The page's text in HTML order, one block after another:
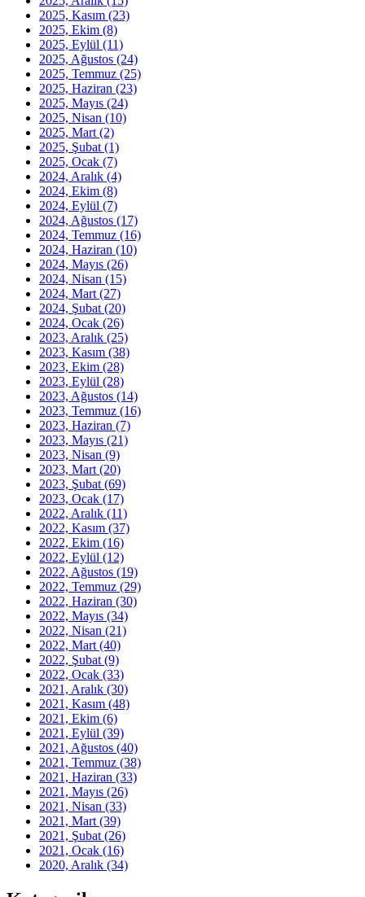
2025, Kasım (23)
2025, Ekim (8)
2025, Eylül (11)
2025, Ağustos (24)
2025, Temmuz (25)
2025, Haziran (23)
2025, Mayıs (24)
2025, Nisan (10)
2025, Mart (2)
2025, Şubat (1)
2025, Ocak (7)
2024, Aralık (4)
2024, Ekim (8)
2024, Eylül (7)
2024, Ağustos (17)
2024, Temmuz (16)
2024, Haziran (10)
2024, Mayıs (26)
2024, Nisan (15)
2024, Mart (27)
2024, Şubat (20)
2024, Ocak (26)
2023, Aralık (25)
2023, Kasım (38)
2023, Ekim (28)
2023, Eylül (28)
2023, Ağustos (14)
2023, Temmuz (16)
2023, Haziran (7)
2023, Mayıs (21)
2023, Nisan (9)
2023, Mart (20)
2023, Şubat (69)
2023, Ocak (17)
2022, Aralık (11)
2022, Kasım (37)
2022, Ekim (16)
2022, Eylül (12)
2022, Ağustos (19)
2022, Temmuz (29)
2022, Haziran (30)
2022, Mayıs (34)
2022, Nisan (21)
2022, Mart (40)
2022, Şubat (9)
2022, Ocak (33)
2021, Aralık (30)
2021, Kasım (48)
2021, Ekim (6)
2021, Eylül (39)
2021, Ağustos (40)
2021, Temmuz (38)
2021, Haziran (33)
2021, Mayıs (26)
2021, Nisan (33)
2021, Mart (39)
2021, Şubat (26)
2021, Ocak (16)
2020, Aralık (34)